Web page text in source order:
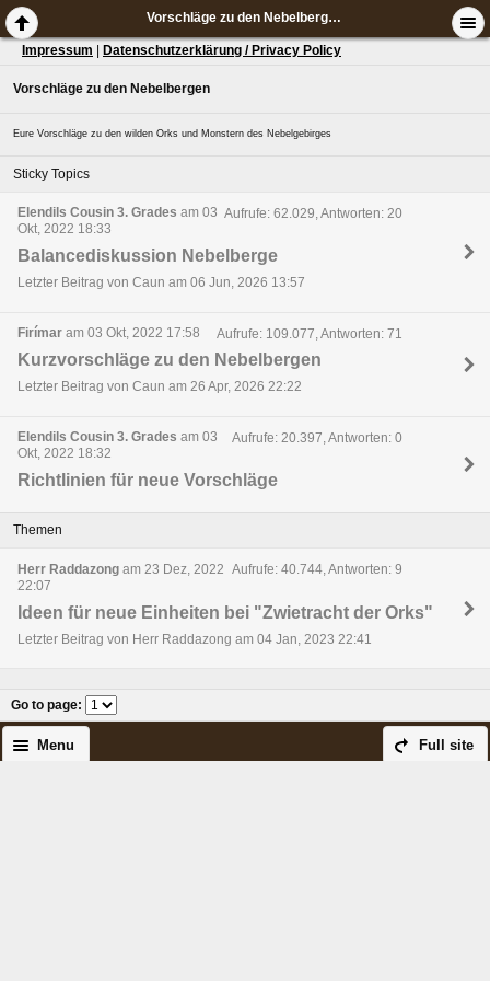
Vorschläge zu den Nebelbergen
Impressum Datenschutzerklärung / Privacy Policy
Vorschläge zu den Nebelbergen
Eure Vorschläge zu den wilden Orks und Monstern des Nebelgebirges
Sticky Topics
Elendils Cousin 3. Grades am 03
Okt, 2022 18:33
Aufrufe: 62.029, Antworten: 20
Balancediskussion Nebelberge
Letzter Beitrag von Caun am 06 Jun, 2026 13:57
Firímar am 03 Okt, 2022 17:58 Aufrufe: 109.077, Antworten: 71
Kurzvorschläge zu den Nebelbergen
Letzter Beitrag von Caun am 26 Apr, 2026 22:22
Elendils Cousin 3. Grades am 03
Okt, 2022 18:32
Aufrufe: 20.397, Antworten: 0
Richtlinien für neue Vorschläge
Themen
Herr Raddazong am 23 Dez, 2022
22:07
Aufrufe: 40.744, Antworten: 9
Ideen für neue Einheiten bei "Zwietracht der Orks"
Letzter Beitrag von Herr Raddazong am 04 Jan, 2023 22:41
Go to page:
Full site
Menu